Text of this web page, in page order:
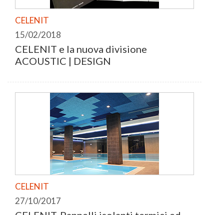
CELENIT
15/02/2018
CELENIT e la nuova divisione
ACOUSTIC | DESIGN
CELENIT
27/10/2017